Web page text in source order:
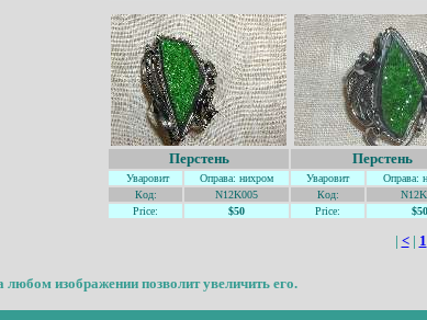
Перстень Перстень
Уваровит Оправа: нихром Уваровит Оправа:
Код:
N12K005 Код:
Price:
$50 Price: $50
| <| 1
изображении позволит увеличить его.